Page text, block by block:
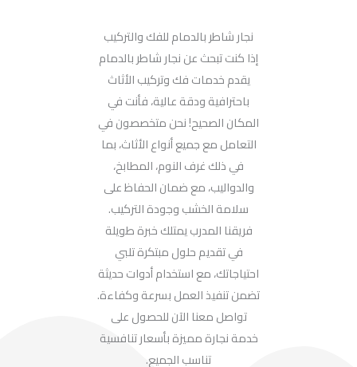
نجار شاطر بالدمام للفك والتركيب
إذا كنت تبحث عن نجار شاطر بالدمام
يقدم خدمات فك وتركيب الأثاث
باحترافية ودقة عالية، فأنت في
المكان الصحيح! نحن متخصصون في
التعامل مع جميع أنواع الأثاث، بما
في ذلك غرف النوم، المطابخ،
والدواليب، مع ضمان الحفاظ على
سلامة الخشب وجودة التركيب.
فريقنا المدرب يمتلك خبرة طويلة
في تقديم حلول مبتكرة تلبي
احتياجاتك، مع استخدام أدوات حديثة
تضمن تنفيذ العمل بسرعة وكفاءة.
تواصل معنا الآن للحصول على
خدمة نجارة مميزة بأسعار تنافسية
تناسب الجميع.